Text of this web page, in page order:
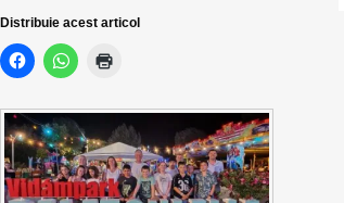
Distribuie acest articol